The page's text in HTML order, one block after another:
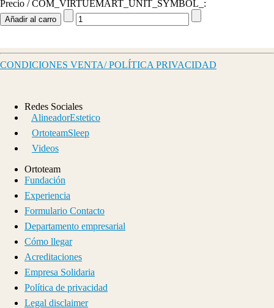
Precio / COM_VIRTUEMART_UNIT_SYMBOL_:
CONDICIONES VENTA/ POLÍTICA PRIVACIDAD
Redes Sociales
AlineadorEstetico
OrtoteamSleep
Videos
Ortoteam
Fundación
Experiencia
Formulario Contacto
Departamento empresarial
Cómo llegar
Acreditaciones
Empresa Solidaria
Política de privacidad
Legal disclaimer